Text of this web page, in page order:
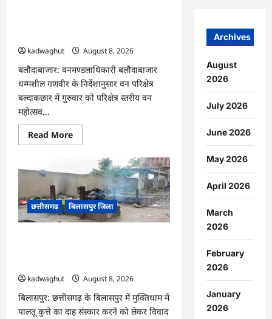
kadwaghut
August 8, 2026
बलौदाबाजार: वनमण्डलाधिकारी बलौदाबाजार
धम्मशील गणवीर के निर्देशानुसार वन परिक्षेत्र
बल्दाकछार में गुरुवार को परिक्षेत्र स्तरीय वन
महोत्सव...
Read MoreRead
more
एक
पेड़
माँ
के
नाम
अभियान
का
गया
संदेश
…
छत्तीसगढ़ बिलासपुर जिला
kadwaghut
August 8, 2026
बिलासपुर: छत्तीसगढ़ के बिलासपुर में मुक्तिधाम में
पालतू कुत्ते का दाह संस्कार करने को लेकर विवाद
Archives
August
2026
July 2026
June 2026
May 2026
April 2026
March
2026
February
2026
January
2026